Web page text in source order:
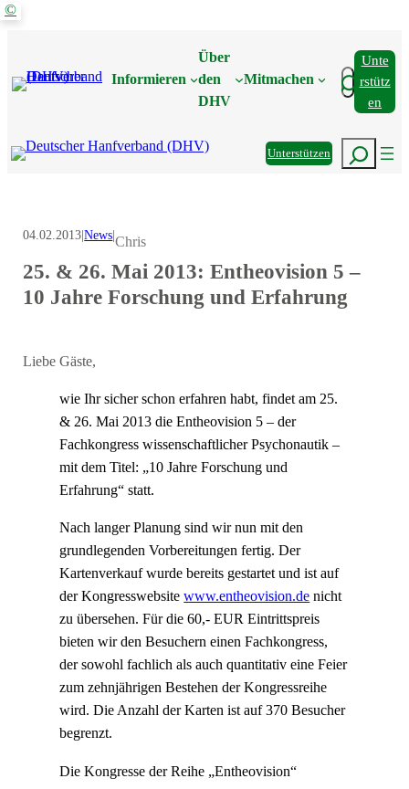
Zum
Informieren
Über
den
DHV
Mitmachen Suchen
Unte
Rstütz
En
UnterstützenSuchen
©
04.02.2013|News|Chris
25. & 26. Mai 2013: Entheovision 5 –
10 Jahre Forschung und Erfahrung
Liebe Gäste,
wie Ihr sicher schon erfahren habt, findet am 25.
& 26. Mai 2013 die Entheovision 5 – der
Fachkongress wissenschaftlicher Psychonautik –
mit dem Titel: „10 Jahre Forschung und
Erfahrung“ statt.
Nach langer Planung sind wir nun mit den
grundlegenden Vorbereitungen fertig. Der
Kartenverkauf wurde bereits gestartet und ist auf
der Kongresswebsitewww.entheovision.de nicht
zu übersehen. Für die 60,- EUR Eintrittspreis
bieten wir den Besuchern einen Fachkongress,
der sowohl fachlich als auch quantitativ eine Feier
zum zehnjährigen Bestehen der Kongressreihe
wird. Die Anzahl der Karten ist auf 370 Besucher
begrenzt.
Die Kongresse der Reihe „Entheovision“